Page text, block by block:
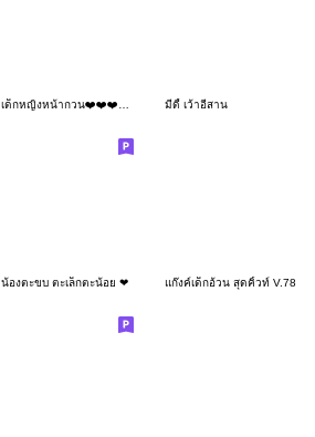
มีดี้ เว้าอีสาน
น้องตะขบ ตะเล็กตะน้อย ❤ แก๊งค์เด็กอ้วน สุดคิ้วท์ V.78